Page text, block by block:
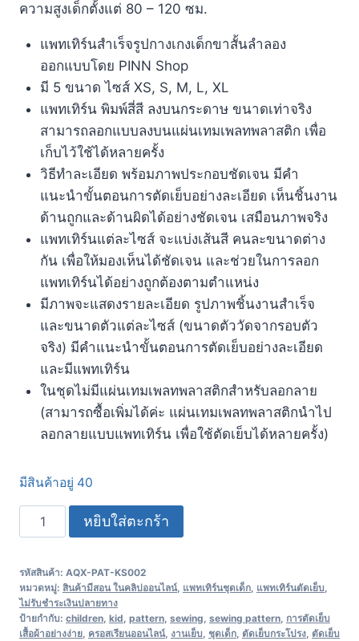
ความสูงเด็กตั้งแต่ 80 – 120 ซม.
แพทเทิร์นสำเร็จรูปกางเกงเด็กขาสั้นลำลอง
ออกแบบโดย PINN Shop
มี 5 ขนาด ไซส์ XS, S, M, L, XL
แพทเทิร์น พิมพ์สี่สี ลงบนกระดาษ ขนาดเท่าจริง
สามารถลอกแบบลงบนแผ่นเทมเพลทพลาสติก เพื่อ
เก็บไว้ใช้ได้หลายครั้ง
วิธีทำละเอียด พร้อมภาพประกอบชัดเจน มีคำ
แนะนำขั้นตอนการตัดเย็บอย่างละเอียด เห็นชิ้นงาน
ด้านถูกและด้านผิดได้อย่างชัดเจน เสมือนภาพจริง
แพทเทิร์นแต่ละไซส์ จะแบ่งเส้นสี คนละขนาดต่าง
กัน เพื่อให้มองเห็นได้ชัดเจน และช่วยในการลอก
แพทเทิร์นได้อย่างถูกต้องตามตำแหน่ง
มีภาพจะแสดงรายละเอียด รูปภาพชิ้นงานสำเร็จ
และขนาดตัวแต่ละไซส์ (ขนาดตัววัดจากรอบตัว
จริง) มีคำแนะนำขั้นตอนการตัดเย็บอย่างละเอียด
และมีแพทเทิร์น
ในชุดไม่มีแผ่นเทมเพลทพลาสติกสำหรับลอกลาย
(สามารถซื้อเพิ่มได้ค่ะ แผ่นเทมเพลทพลาสติกนำไป
ลอกลายแบบแพทเทิร์น เพื่อใช้ตัดเย็บได้หลายครั้ง)
มีสินค้าอยู่ 40
หยิบใส่ตะกร้า
รหัสสินค้า: AQX-PAT-KS002
หมวดหมู่: สินค้ามีสอน ในคลิปออนไลน์, แพทเทิร์นชุดเด็ก แพทเทิร์นตัดเย็บ
ไม่รับชำระเงินปลายทาง
ป้ายกำกับ: children kid pattern sewing sewing pattern การตัดเย็บ
เสื้อผ้าอย่างง่าย ครอสเรียนออนไลน์, งานเย็บ ชุดเด็ก ตัดเย็บกระโปรง ตัดเย็บ